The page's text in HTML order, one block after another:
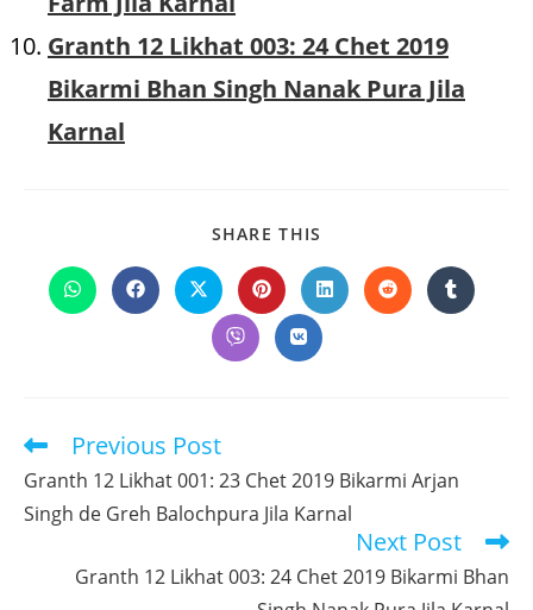
Granth 12 Likhat 003: 24 Chet 2019
Bikarmi Bhan Singh Nanak Pura Jila
Karnal
SHARE THIS
CONTENT
Opens
in
Opens
in
Opens
in
new
window
Opens
in
new
window
Opens
in
Opens
in
Opens
in
Opens
in
Opens
in
Read
articles
Previous Post
Granth 12 Likhat 001: 23 Chet 2019 Bikarmi Arjan
Singh de Greh Balochpura Jila Karnal
Next Post
Granth 12 Likhat 003: 24 Chet 2019 Bikarmi Bhan